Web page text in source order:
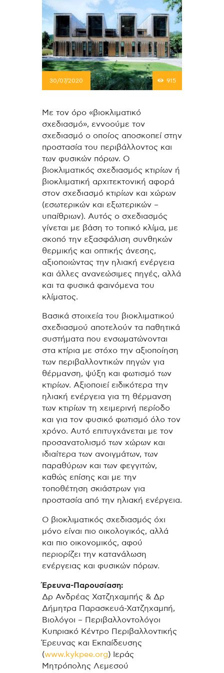
30/07/2020 915
Με τον όρο «βιοκλιματικό
σχεδιασμό», εννοούμε τον
σχεδιασμό ο οποίος αποσκοπεί στην
προστασία του περιβάλλοντος και
των φυσικών πόρων. Ο
βιοκλιματικός σχεδιασμός κτιρίων ή
βιοκλιματική αρχιτεκτονική αφορά
στον σχεδιασμό κτιρίων και χώρων
(εσωτερικών και εξωτερικών –
υπαίθριων). Αυτός ο σχεδιασμός
γίνεται με βάση το τοπικό κλίμα, με
σκοπό την εξασφάλιση συνθηκών
θερμικής και οπτικής άνεσης,
αξιοποιώντας την ηλιακή ενέργεια
και άλλες ανανεώσιμες πηγές, αλλά
και τα φυσικά φαινόμενα του
κλίματος.
Βασικά στοιχεία του βιοκλιματικού
σχεδιασμού αποτελούν τα παθητικά
συστήματα που ενσωματώνονται
στα κτίρια με στόχο την αξιοποίηση
των περιβαλλοντικών πηγών για
θέρμανση, ψύξη και φωτισμό των
κτιρίων. Αξιοποιεί ειδικότερα την
ηλιακή ενέργεια για τη θέρμανση
των κτιρίων τη χειμερινή περίοδο
και για τον φυσικό φωτισμό όλο τον
χρόνο. Αυτό επιτυγχάνεται με τον
προσανατολισμό των χώρων και
ιδιαίτερα των ανοιγμάτων, των
παραθύρων και των φεγγιτών,
καθώς επίσης και με την
τοποθέτηση σκιάστρων για
προστασία από την ηλιακή ενέργεια.
Ο βιοκλιματικός σχεδιασμός όχι
μόνο είναι πιο οικολογικός, αλλά
και πιο οικονομικός, αφού
περιορίζει την κατανάλωση
ενέργειας και φυσικών πόρων.
Έρευνα-Παρουσίαση:
Δρ Ανδρέας Χατζηχαμπής & Δρ
Δήμητρα Παρασκευά-Χατζηχαμπή,
Βιολόγοι – Περιβαλλοντολόγοι
Κυπριακό Κέντρο Περιβαλλοντικής
Έρευνας και Εκπαίδευσης
(www.kykpee.org) Ιεράς
Μητρόπολης Λεμεσού